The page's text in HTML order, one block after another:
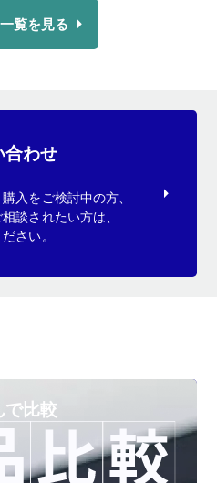
覧を見る
合わせ
入をご検討中の方、
談されたい方は、
さい。
で比較